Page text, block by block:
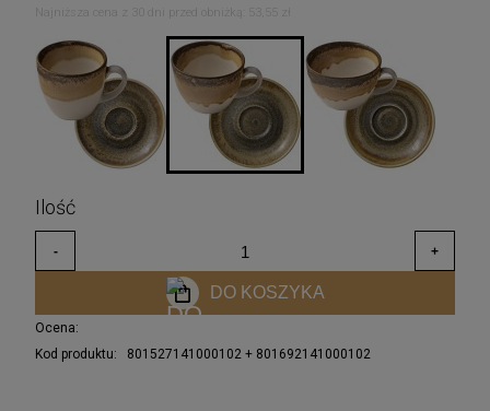
Najniższa cena z 30 dni przed obniżką: 53,55 zł
DO KOSZYKA
Ocena:
Kod produktu:
801527141000102 + 801692141000102